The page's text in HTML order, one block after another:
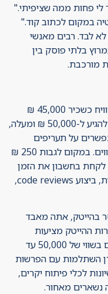
לי פחות ממה שציפיתי."
במקום לכתוב קוד."
לבד. רבים מאנשי
בלתי פוסק בין
מורכבת.
בעידן שבו מפתח Full Stack מנוסה מרוויח כשכיר 45,000 ₪
בחודש, ומומחית DevOps בכירה יכולה להגיע ל-50,000 ₪ ומעלה,
על תעריפים
נמוכים משמעותית ממה שהם באמת שווים. במקום לגבות 250 ₪
ב-150 ₪, מבלי לקחת בחשבון את הזמן
היקר שמושקע בלמידת טכנולוגיות חדשות, ביצוע code reviews,
בהייטק, אתה מאבד
ההייטק מציעות
לשכירים שלהן. חבילות אופציות ובונוסים בשווי של 50,000 עד
קרן השתלמות עם הפרשות
לכלי פיתוח יקרים,
נשארים מאחור.